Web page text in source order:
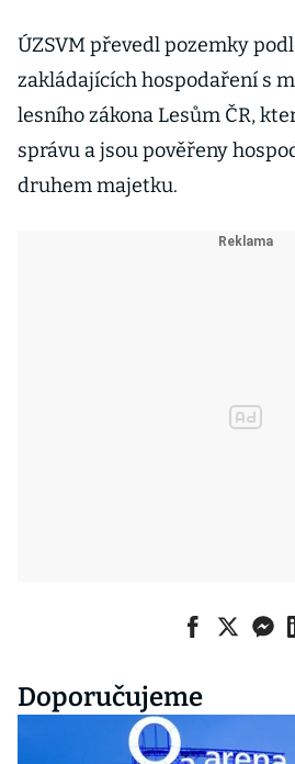
ÚZSVM převedl pozemky
zakládajících hospodaření s
lesního zákona Lesům ČR,
správu a jsou pověřeny
druhem majetku.
Doporučujeme